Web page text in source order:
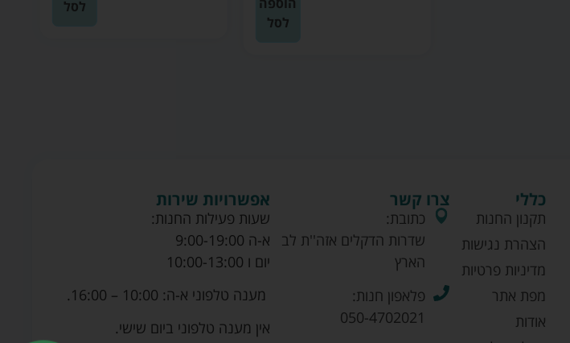
לסל
לסל
כללי
תקנון החנות
הצהרת נגישות
מדיניות פרטיות
מפת אתר
אודות
צרו קשר
כתובת:
שדרות הדקלים אזה''ת לב
הארץ
פלאפון חנות:
050-4702021
אפשרויות שירות
שעות פעילות החנות:
א-ה 9:00-19:00
יום ו 10:00-13:00
מענה טלפוני א-ה: 10:00 – 16:00.
אין מענה טלפוני ביום שישי.